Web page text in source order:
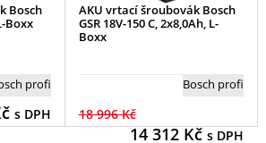
Bosch
Boxx
profi
s DPH
AKU vrtací šroubovák Bosch
GSR 18V-150 C, 2x8,0Ah, L-
Boxx
Bosch profi
18 996 Kč
14 312Kčs DPH